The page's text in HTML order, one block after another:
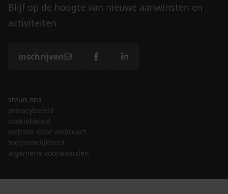
Blijf op de hoogte van nieuwe aanwinsten en
activiteiten.
inschrijven
steun ons
privacybeleid
cookiebeleid
website door webreact
toegankelijkheid
algemene voorwaarden